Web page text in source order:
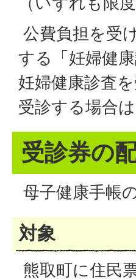
公費負担を受
する「妊婦健
妊婦健康診査
受診する場合
受診券の
母子健康手帳
対象
熊取町に住民